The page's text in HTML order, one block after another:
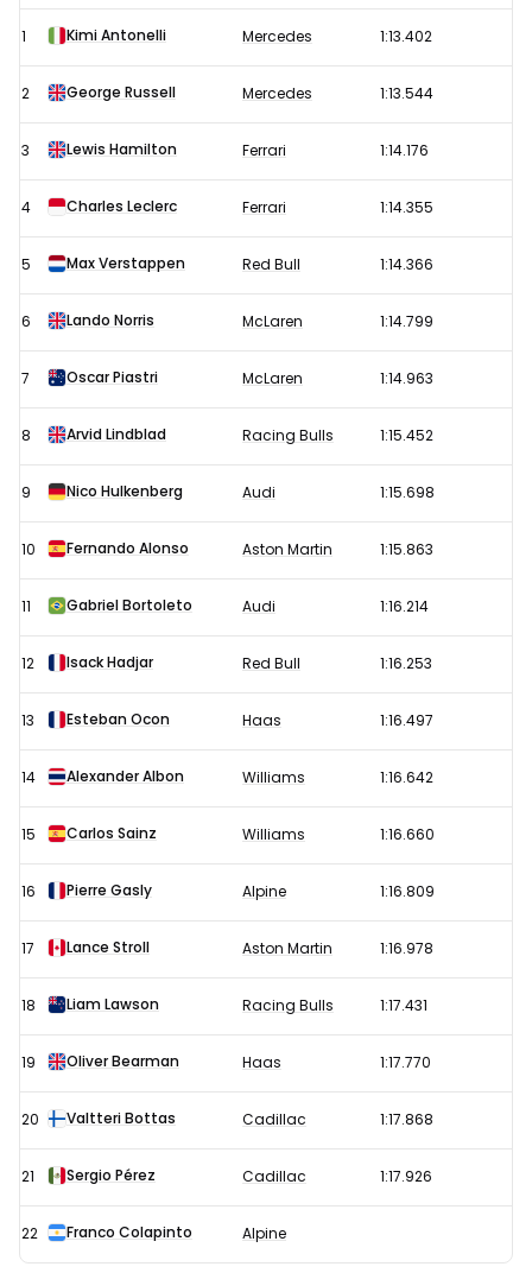
eerste
vrije
training
GP
Canada
2026
1 Kimi Antonelli Mercedes 1:13.402
2 George Russell Mercedes 1:13.544
3 Lewis Hamilton Ferrari 1:14.176
4 Charles Leclerc Ferrari 1:14.355
5 Max Verstappen Red Bull 1:14.366
6 Lando Norris McLaren 1:14.799
7 Oscar Piastri McLaren 1:14.963
8 Arvid Lindblad Racing Bulls 1:15.452
9 Nico Hulkenberg Audi 1:15.698
10 Fernando Alonso Aston Martin 1:15.863
11 Gabriel Bortoleto Audi 1:16.214
12 Isack Hadjar Red Bull 1:16.253
13 Esteban Ocon Haas 1:16.497
14 Alexander Albon Williams 1:16.642
15 Carlos Sainz Williams 1:16.660
16 Pierre Gasly Alpine 1:16.809
17 Lance Stroll Aston Martin 1:16.978
18 Liam Lawson Racing Bulls 1:17.431
19 Oliver Bearman Haas 1:17.770
20 Valtteri Bottas Cadillac 1:17.868
21 Sergio Pérez Cadillac 1:17.926
22 Franco Colapinto Alpine